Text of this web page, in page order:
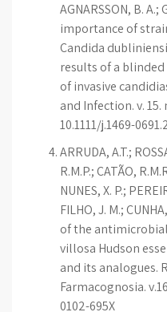
AGNARSSON, B. A.;
importance of
Candida
results of a
of invasive
and Infection. v. 15.
10.1111/j.1469-
ARRUDA, A.T.;
R.M.P.; CATÃO,
NUNES, X. P.;
FILHO, J. M.;
of the
villosa Hudson
and its analogues.
Farmacognosia.
0102-695X